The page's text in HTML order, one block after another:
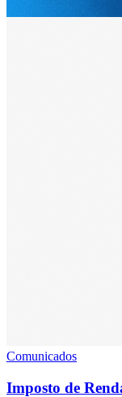
Comunicados
Imposto de